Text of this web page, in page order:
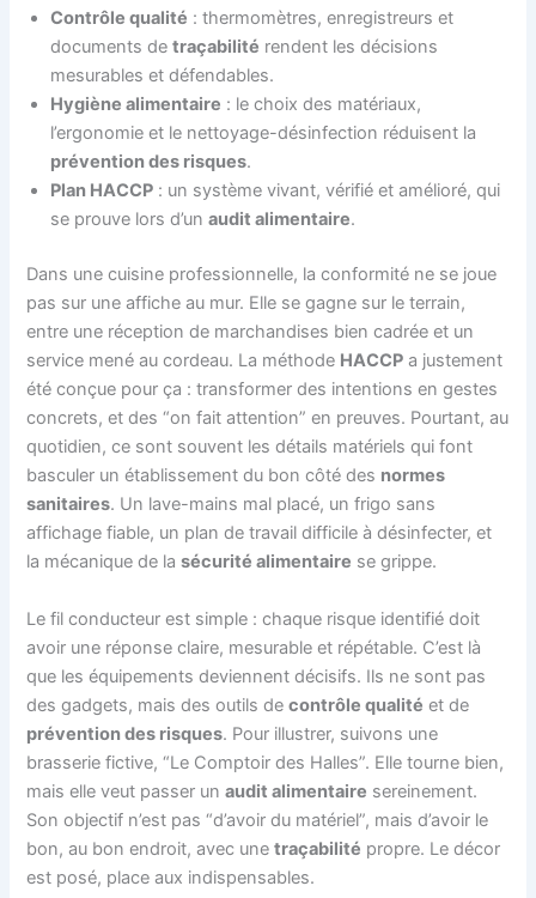
Contrôle qualité : thermomètres, enregistreurs et
documents detraçabilité rendent les décisions
mesurables et défendables.
Hygiène alimentaire : le choix des matériaux,
l’ergonomie et le nettoyage-désinfection réduisent la
prévention des risques.
Plan HACCP : un système vivant, vérifié et amélioré, qui
se prouve lors d’unaudit alimentaire.
Dans une cuisine professionnelle, la conformité ne se joue
pas sur une affiche au mur. Elle se gagne sur le terrain,
entre une réception de marchandises bien cadrée et un
service mené au cordeau. La méthode HACCP a justement
été conçue pour ça : transformer des intentions en gestes
concrets, et des “on fait attention” en preuves. Pourtant, au
quotidien, ce sont souvent les détails matériels qui font
basculer un établissement du bon côté des normes
sanitaires. Un lave-mains mal placé, un frigo sans
affichage fiable, un plan de travail difficile à désinfecter, et
la mécanique de lasécurité alimentaire se grippe.
Le fil conducteur est simple : chaque risque identifié doit
avoir une réponse claire, mesurable et répétable. C’est là
que les équipements deviennent décisifs. Ils ne sont pas
des gadgets, mais des outils decontrôle qualité et de
prévention des risques. Pour illustrer, suivons une
brasserie fictive, “Le Comptoir des Halles”. Elle tourne bien,
mais elle veut passer unaudit alimentaire sereinement.
Son objectif n’est pas “d’avoir du matériel”, mais d’avoir le
bon, au bon endroit, avec unetraçabilité propre. Le décor
est posé, place aux indispensables.